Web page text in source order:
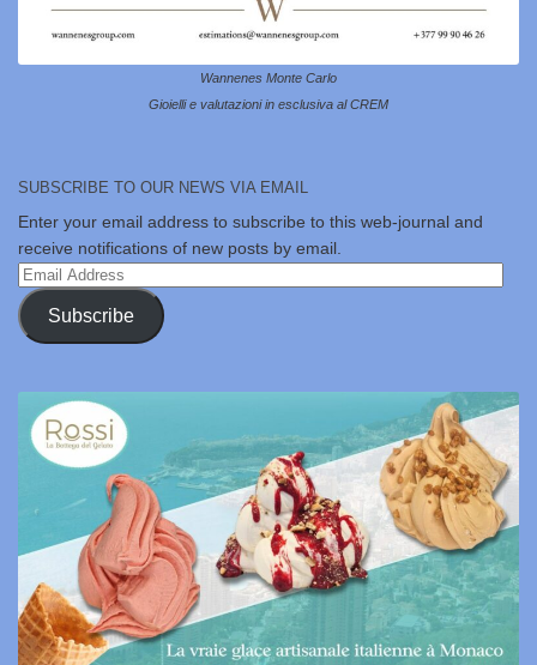
Wannenes Monte Carlo
Gioielli e valutazioni in esclusiva al CREM
SUBSCRIBE TO OUR NEWS VIA EMAIL
Enter your email address to subscribe to this web-journal and
receive notifications of new posts by email.
Email
Address
Subscribe